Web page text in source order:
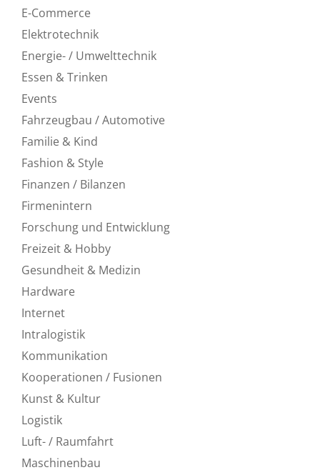
E-Commerce
Elektrotechnik
Energie- / Umwelttechnik
Essen & Trinken
Events
Fahrzeugbau / Automotive
Familie & Kind
Fashion & Style
Finanzen / Bilanzen
Firmenintern
Forschung und Entwicklung
Freizeit & Hobby
Gesundheit & Medizin
Hardware
Internet
Intralogistik
Kommunikation
Kooperationen / Fusionen
Kunst & Kultur
Logistik
Luft- / Raumfahrt
Maschinenbau